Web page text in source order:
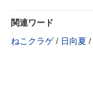
関連ワード
ねこクラゲ/ 日向夏 /